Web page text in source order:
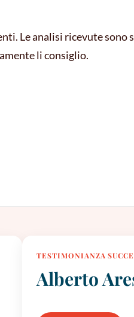
Le analisi ricevute
li consiglio.
TESTIMONIANZA
Alberto